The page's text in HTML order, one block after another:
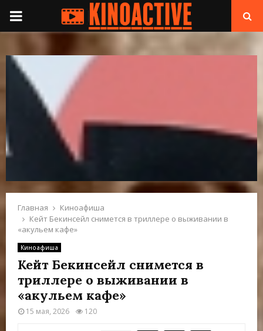
П
И
Н
О
М
Главная
Киноафиша
Кейт Бекинсейл снимется в триллере о выживании в
«акульем кафе»
Киноафиша
Кейт Бекинсейл снимется в
триллере о выживании в
«акульем кафе»
15 мая, 2026 120